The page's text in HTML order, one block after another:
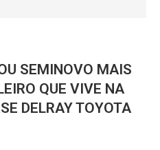
SEMINOVO MAIS
QUE VIVE NA
DELRAY TOYOTA